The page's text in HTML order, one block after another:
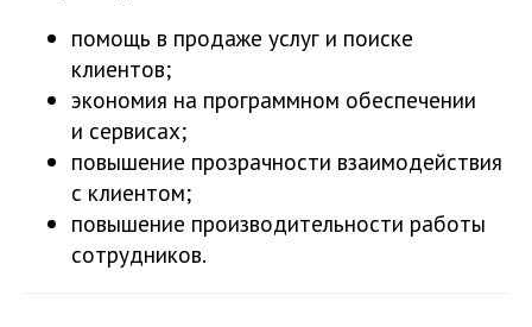
помощь в продаже услуг и поиске
клиентов;
экономия на программном обеспечении
и сервисах;
повышение прозрачности взаимодействия
с клиентом;
повышение производительности работы
сотрудников.